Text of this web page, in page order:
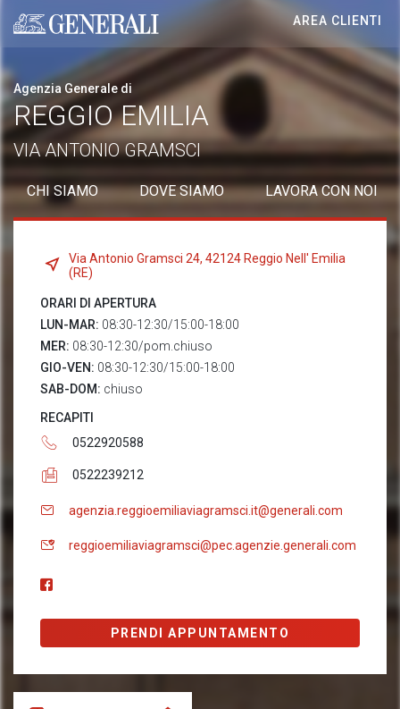
Generali logo
AREA CLIENTI
Agenzia Generale di
REGGIO EMILIA
VIA ANTONIO GRAMSCI
CHI SIAMO DOVE SIAMO LAVORA CON NOI
Via Antonio Gramsci 24, 42124 Reggio Nell' Emilia
(RE)
ORARI DI APERTURA
LUN-MAR: 08:30-12:30/15:00-18:00
MER: 08:30-12:30/pom.chiuso
GIO-VEN: 08:30-12:30/15:00-18:00
SAB-DOM: chiuso
RECAPITI
0522920588
0522239212
agenzia.reggioemiliaviagramsci.it@generali.com
reggioemiliaviagramsci@pec.agenzie.generali.com
PRENDI APPUNTAMENTO